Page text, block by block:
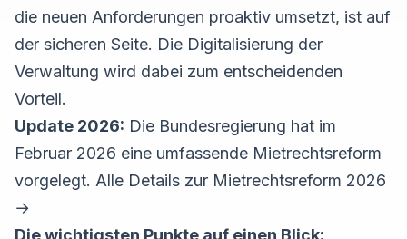
die neuen Anforderungen proaktiv umsetzt, ist auf
der sicheren Seite. Die Digitalisierung der
Verwaltung wird dabei zum entscheidenden
Vorteil.
Update 2026: Die Bundesregierung hat im
Februar 2026 eine umfassende Mietrechtsreform
vorgelegt. Alle Details zur Mietrechtsreform 2026
→
Die wichtigsten Punkte auf einen Blick: